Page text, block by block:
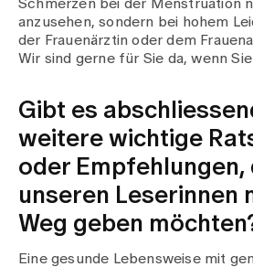
Schmerzen bei der Menstruation
anzusehen, sondern bei hohem
der Frauenärztin oder dem
Wir sind gerne für Sie da, wenn
Gibt es
weitere wichtige
oder Empfehlungen,
unseren Leserinnen
Weg geben
Eine gesunde Lebensweise mit